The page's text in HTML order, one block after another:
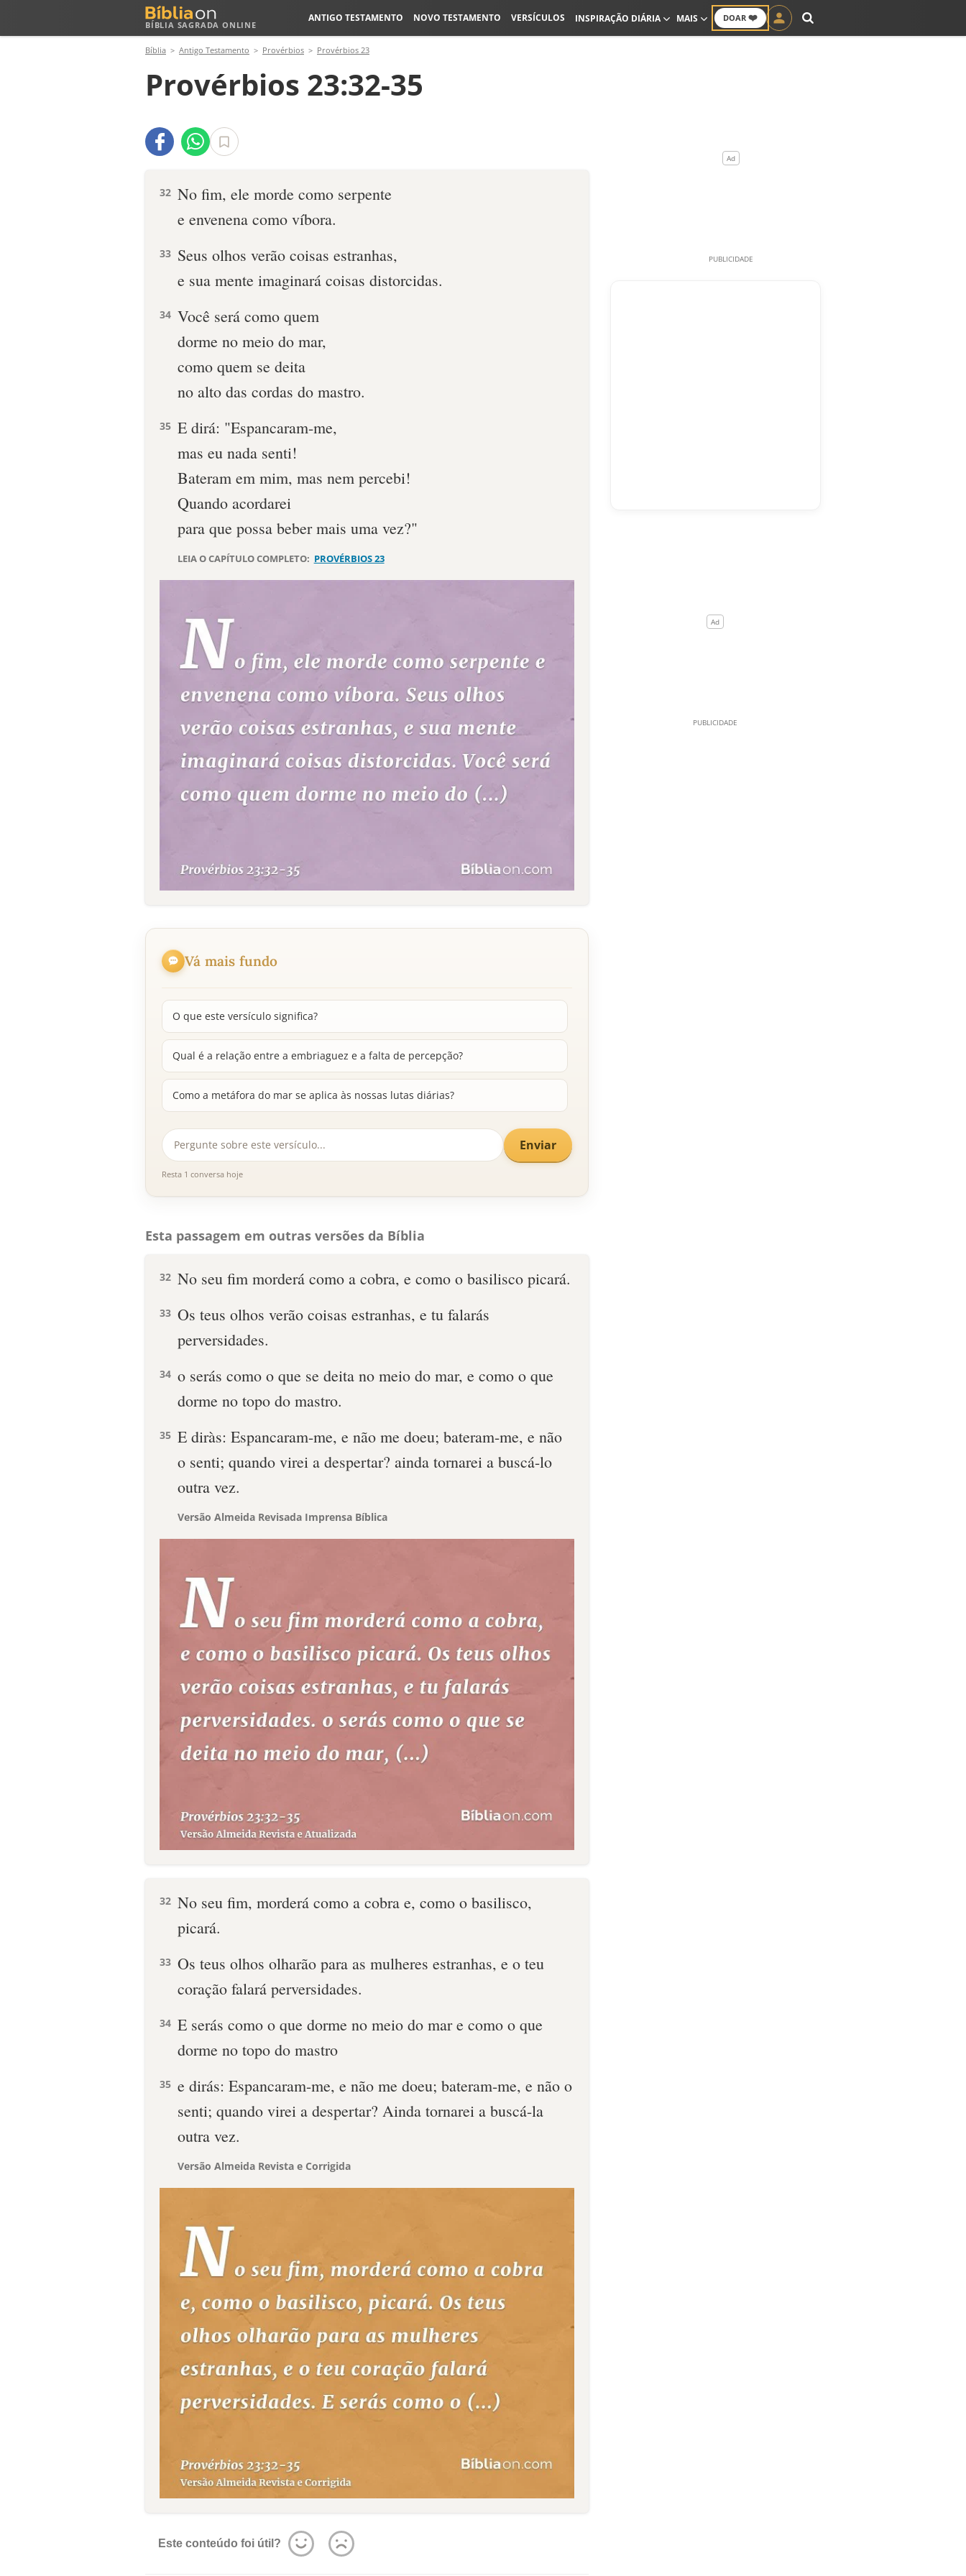
BÍBLIA SAGRADA ONLINE
DOAR ❤️
ANTIGO TESTAMENTO NOVO TESTAMENTO VERSÍCULOS INSPIRAÇÃO DIÁRIA MAIS
Bíblia Antigo Testamento Provérbios Provérbios 23
Provérbios 23:32-35
32 No fim, ele morde como serpente
e envenena como víbora.
33 Seus olhos verão coisas estranhas,
e sua mente imaginará coisas distorcidas.
34 Você será como quem
dorme no meio do mar,
como quem se deita
no alto das cordas do mastro.
35 E dirá: "Espancaram-me,
mas eu nada senti!
Bateram em mim, mas nem percebi!
Quando acordarei
para que possa beber mais uma vez?"
LEIA O CAPÍTULO COMPLETO: PROVÉRBIOS 23
Vá mais fundo
O que este versículo significa?
Qual é a relação entre a embriaguez e a falta de percepção?
Como a metáfora do mar se aplica às nossas lutas diárias?
Enviar
Resta 1 conversa hoje
Esta passagem em outras versões da Bíblia
32 No seu fim morderá como a cobra, e como o basilisco picará.
33 Os teus olhos verão coisas estranhas, e tu falarás
perversidades.
34 o serás como o que se deita no meio do mar, e como o que
dorme no topo do mastro.
35 E diràs: Espancaram-me, e não me doeu; bateram-me, e não
o senti; quando virei a despertar? ainda tornarei a buscá-lo
outra vez.
Versão Almeida Revisada Imprensa Bíblica
32 No seu fim, morderá como a cobra e, como o basilisco,
picará.
33 Os teus olhos olharão para as mulheres estranhas, e o teu
coração falará perversidades.
34 E serás como o que dorme no meio do mar e como o que
dorme no topo do mastro
35 e dirás: Espancaram-me, e não me doeu; bateram-me, e não o
senti; quando virei a despertar? Ainda tornarei a buscá-la
outra vez.
Versão Almeida Revista e Corrigida
Este conteúdo foi útil?